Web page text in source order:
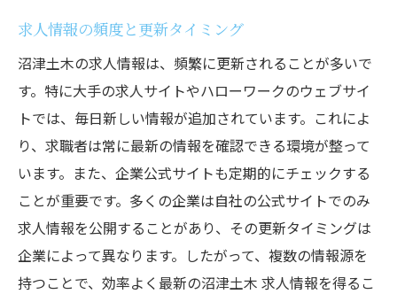
ハローワークのオンラインサービス活用法
求人票の見方とポイント
ハローワークの職業相談を利用する
ハローワークでの求人情報更新タイミング
地元ハローワークのイベント情報
企業アカウントをフォローして得る最新沼津土
木求人情報
企業アカウントの見つけ方とフォロー方法
最新求人情報を発信する企業の特徴
求人情報の頻度と更新タイミング
沼津土木の求人情報は、頻繁に更新されることが多いで
す。特に大手の求人サイトやハローワークのウェブサイ
トでは、毎日新しい情報が追加されています。これによ
り、求職者は常に最新の情報を確認できる環境が整って
います。また、企業公式サイトも定期的にチェックする
ことが重要です。多くの企業は自社の公式サイトでのみ
求人情報を公開することがあり、その更新タイミングは
企業によって異なります。したがって、複数の情報源を
持つことで、効率よく最新の沼津土木 求人情報を得るこ